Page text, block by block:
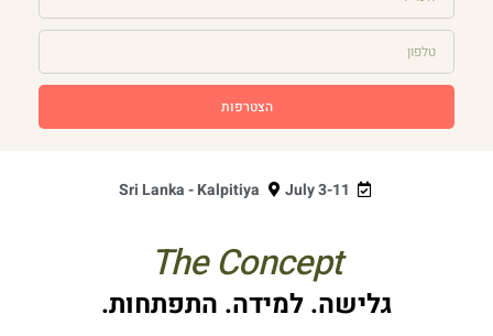
הצטרפות
July 3-11
Sri Lanka - Kalpitiya
The Concept
גלישה. למידה. התפתחות.